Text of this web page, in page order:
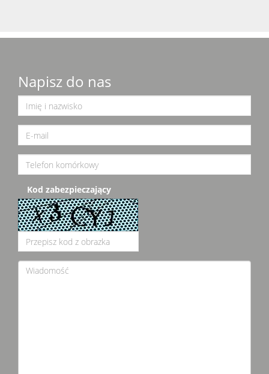
Napisz do nas
Kod zabezpieczający